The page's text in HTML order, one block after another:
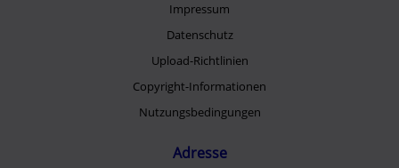
Impressum
Datenschutz
Upload-Richtlinien
Copyright-Informationen
Nutzungsbedingungen
Adresse